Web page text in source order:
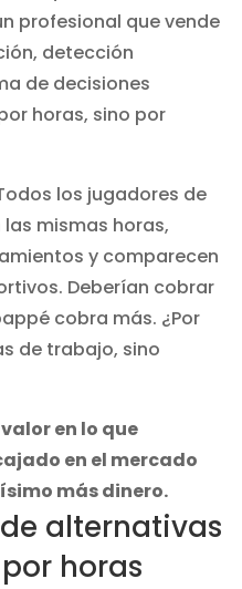
profesional que vende
detección
de decisiones
horas, sino por
los jugadores de
mismas horas,
y comparecen
Deberían cobrar
cobra más. ¿Por
de trabajo, sino
en lo que
en el mercado
más dinero.
alternativas
horas